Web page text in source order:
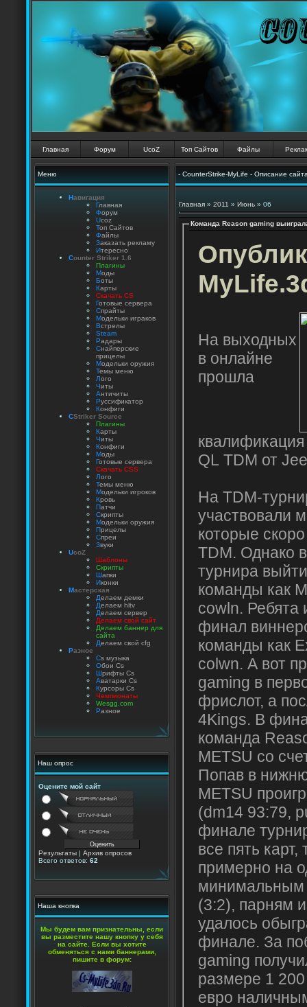
Главная Форум UcoZ Топ Сайтов Файлы
Меню
Навигация
Главная
Форум
Ucoz
Топ Сайтов
Файлы
Заказать рекламу
Итересно
Counter Striker 1.6
Плагины
Моды
Боты
Карты
Скачать CS
Готовые сервера
Спрайты
Модельки играков
Встрелы
Steam
Радары
Снайперские
прицелы
Модельки оружия
Темы меню
Лого
Читы
Античиты
Руссификатор
Конфиги
CStriker Source
Плагины
Карты
Читы
Конфиги
Моды
Готовые сервера
Скачать CSS
Лого
Темы меню
Модельки игроков
Кровь
Патчи
Скрипты
Модельки оружия
Прицелы
Спреи
Звуки
UcoZ
Шаблоны
Скрипты
Шапки
Иконки
Мастерская
Делаем демки
Делаем hltv
Делаем сервер
Делаем свой сайт
Делаем баннер для
сайта
Делаем свой cfg
Разное
Cs музыка
Обои Cs
Шрифты Cs
Аватарки Cs
Курсоры Cs
Чемпионаты
Wesgg.com
Разное
Наш опрос
Оцените мой сайт
Результаты | Архив опросов
Всего ответов: 62
Наша кнопка
Мы будем вам признательны, если
вы разместите нашу кнопку у себя
на сайте. Если вы хотите
обменяться с нами баннерами,
пишите в форум:
- CounterStrike-MyLife - Описание
Главная » 2011 » Июнь » 06
Команда Reason gaming
На выходных
в онлайне
прошла
QL TDM от
На TDM-
участвовали
которые
TDM. Однако
турнира
команды как
cowln. Ребята
финал
команды как
colwn. А вот
gaming в
фрислот, а
4Kings. В
команда
METSU со
Попав в
METSU
(dm14 93:79,
финале
все пять
примерно на
минимальным
(3:2), парням
удалось
финале. За
gaming
размере 1
евро